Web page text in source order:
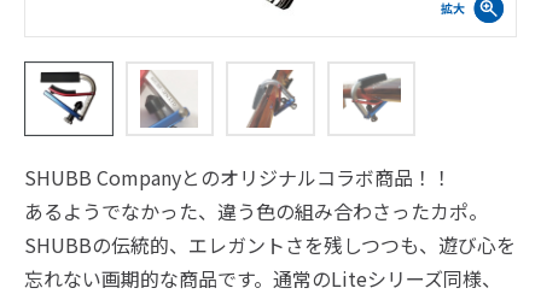
SHUBB Companyとのオリジナルコラボ商品！！
あるようでなかった、違う色の組み合わさったカポ。
SHUBBの伝統的、エレガントさを残しつつも、遊び心を
忘れない画期的な商品です。通常のLiteシリーズ同様、